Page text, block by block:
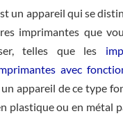
un appareil qui se
imprimantes que
telles que les
avec
appareil de ce type
plastique ou en métal